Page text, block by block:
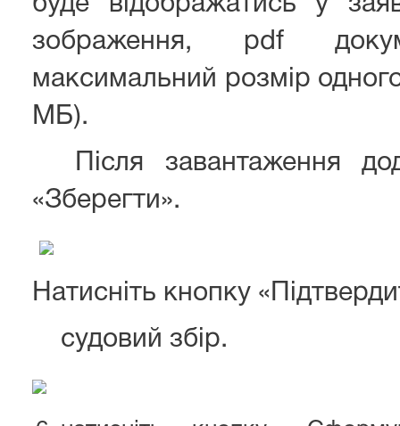
буде відображатись у
зображення, рdf
максимальний розмір
МБ).
Після завантаження
«Зберегти».
Натисніть кнопку
судовий збір.